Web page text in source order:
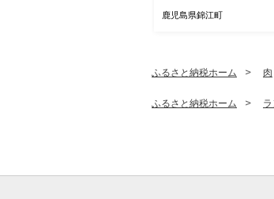
鹿児島県錦江町
ふるさと納税ホーム 肉
ふるさと納税ホーム